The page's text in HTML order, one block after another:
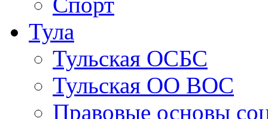
Тула
Тульская ОСБС
Тульская ОО ВОС
Правовые основы